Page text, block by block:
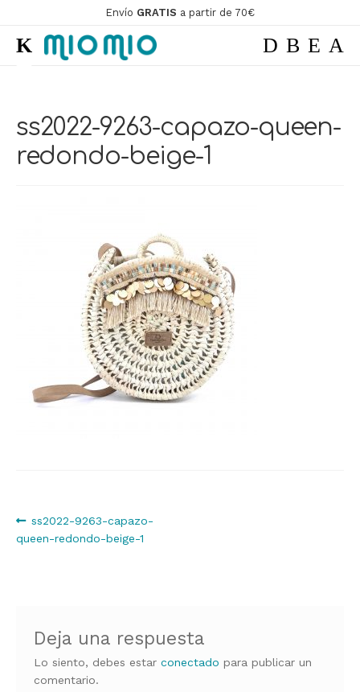
Envío GRATIS a partir de 70€
a
al
ss2022-9263-capazo-queen-
redondo-beige-1
Navegación
de
Anterior:
ss2022-9263-capazo-
queen-redondo-beige-1
Deja una respuesta
Lo siento, debes estarconectado para publicar un
comentario.